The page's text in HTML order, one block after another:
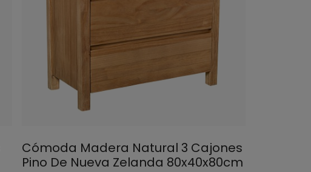
Cómoda Madera Natural 3 Cajones
Pino De Nueva Zelanda 80x40x80cm